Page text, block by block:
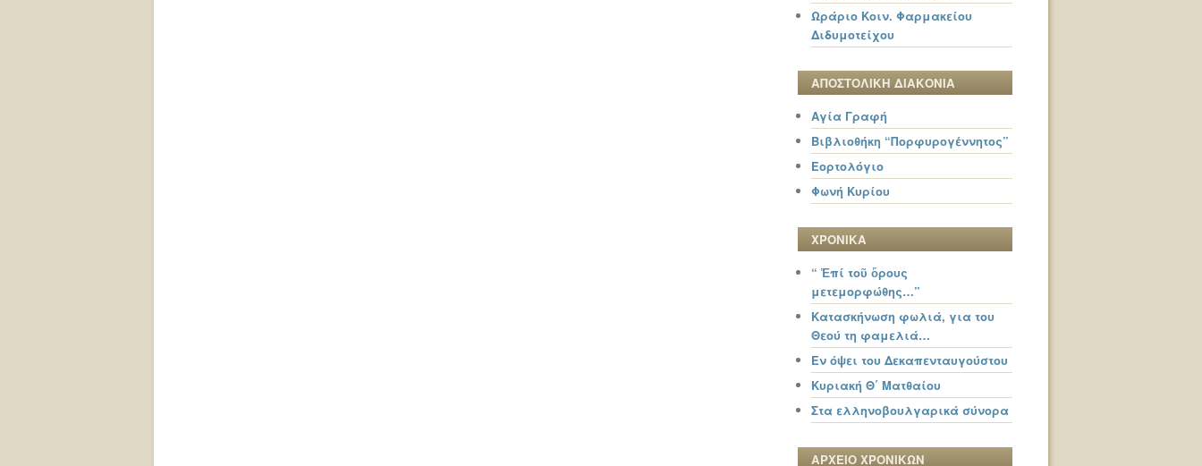
Ωράριο Κοιν. Φαρμακείου
Διδυμοτείχου
ΑΠΟΣΤΟΛΙΚΗ ΔΙΑΚΟΝΙΑ
Αγία Γραφή
Βιβλιοθήκη “Πορφυρογέννητος”
Εορτολόγιο
Φωνή Κυρίου
ΧΡΟΝΙΚΑ
“ Ἐπί τοῦ ὄρους
μετεμορφώθης…”
Κατασκήνωση φωλιά, για του
Θεού τη φαμελιά…
Εν όψει του Δεκαπενταυγούστου
Κυριακή Θ΄ Ματθαίου
Στα ελληνοβουλγαρικά σύνορα
ΑΡΧΕΙΟ ΧΡΟΝΙΚΩΝ